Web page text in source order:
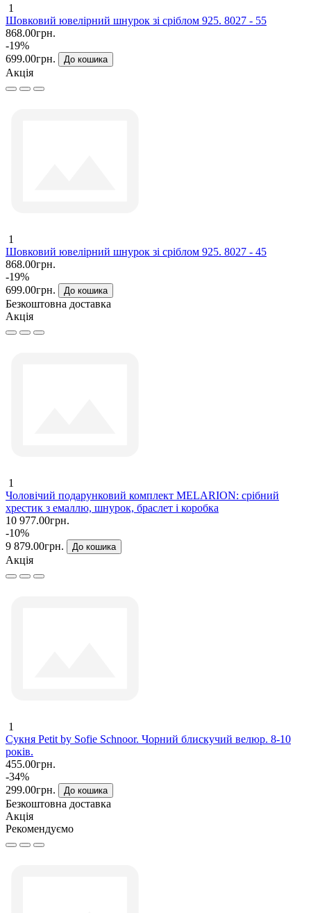
1
Шовковий ювелірний шнурок зі сріблом 925. 8027 - 55
868.00грн.
-19%
699.00грн.
До кошика
Акція
1
Шовковий ювелірний шнурок зі сріблом 925. 8027 - 45
868.00грн.
-19%
699.00грн.
До кошика
Безкоштовна доставка
Акція
1
Чоловічий подарунковий комплект MELARION: срібний
хрестик з емаллю, шнурок, браслет і коробка
10 977.00грн.
-10%
9 879.00грн.
До кошика
Акція
1
Сукня Petit by Sofie Schnoor. Чорний блискучий велюр. 8-10
років.
455.00грн.
-34%
299.00грн.
До кошика
Безкоштовна доставка
Акція
Рекомендуємо